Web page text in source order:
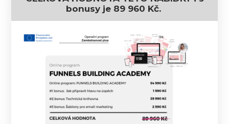
bonusy je 89 960 Kč.